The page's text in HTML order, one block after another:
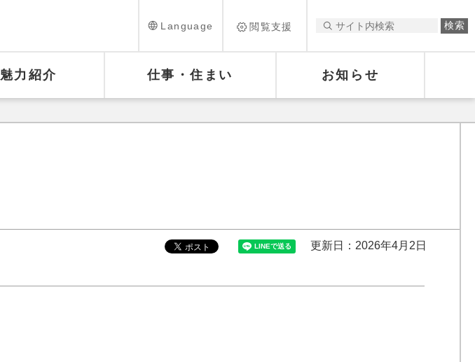
Language 閲覧支援
魅力紹介 仕事・住まい お知らせ
更新日：2026年4月2日